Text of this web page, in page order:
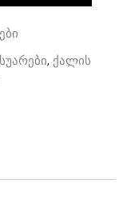
, ქალის